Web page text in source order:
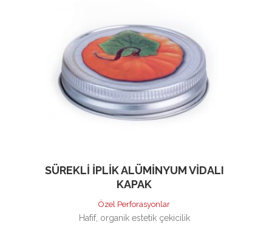
SÜREKLI İPLIK ALÜMINYUM VIDALI
KAPAK
Özel Perforasyonlar
Hafif, organik estetik çekicilik